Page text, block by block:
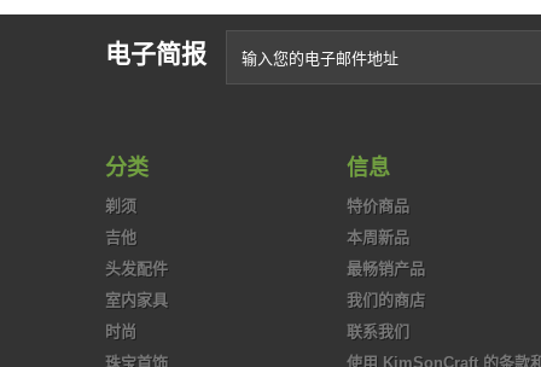
电子简报
分类
剃须
吉他
头发配件
室内家具
时尚
珠宝首饰
信息
特价商品
本周新品
最畅销产品
我们的商店
联系我们
使用 KimSonCraft 的条款